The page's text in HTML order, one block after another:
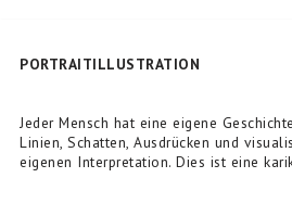
PORTRAITILLUSTRATION
Jeder Mensch hat eine eigene
Linien, Schatten, Ausdrücken und
eigenen Interpretation. Dies ist eine